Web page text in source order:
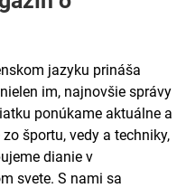
jazyku prináša
im, najnovšie správy
ponúkame aktuálne a
športu, vedy a techniky,
dianie v
svete. S nami sa